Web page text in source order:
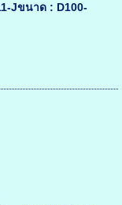
Jขนาด : D100-